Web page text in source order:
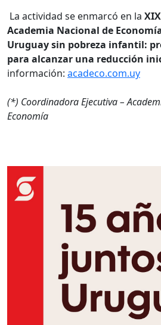
La actividad se enmarcó en la
Academia Nacional de
Uruguay sin pobreza infantil:
para alcanzar una reducción
información: acadeco.com.uy
(*) Coordinadora Ejecutiva –
Economía